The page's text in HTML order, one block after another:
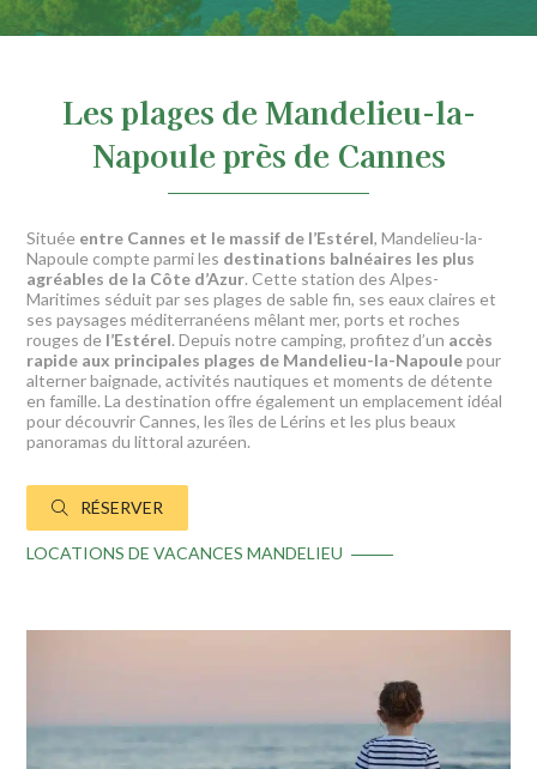
Les plages de Mandelieu-la-
Napoule près de Cannes
Située entre Cannes et le massif de l’Estérel, Mandelieu-la-
Napoule compte parmi les destinations balnéaires les plus
agréables de la Côte d’Azur. Cette station des Alpes-
Maritimes séduit par ses plages de sable fin, ses eaux claires et
ses paysages méditerranéens mêlant mer, ports et roches
rouges de l’Estérel. Depuis notre camping, profitez d’un accès
rapide aux principales plages de Mandelieu-la-Napoulepour
alterner baignade, activités nautiques et moments de détente
en famille. La destination offre également un emplacement idéal
pour découvrir Cannes, les îles de Lérins et les plus beaux
panoramas du littoral azuréen.
RÉSERVER
LOCATIONS DE VACANCES MANDELIEU